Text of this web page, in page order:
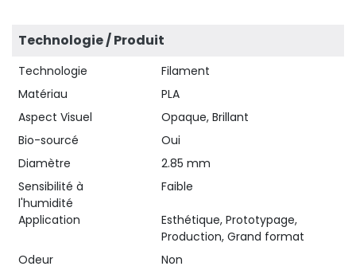
Technologie / Produit
Technologie
Filament
Matériau
PLA
Aspect Visuel
Opaque, Brillant
Bio-sourcé
Oui
Diamètre
2.85 mm
Sensibilité à
l'humidité
Faible
Application
Esthétique, Prototypage,
Production, Grand format
Odeur
Non